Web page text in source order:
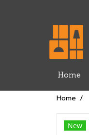
Home
Home
New